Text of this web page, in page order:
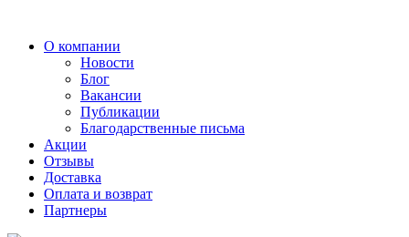
О компании
Новости
Блог
Вакансии
Публикации
Благодарственные письма
Акции
Отзывы
Доставка
Оплата и возврат
Партнеры